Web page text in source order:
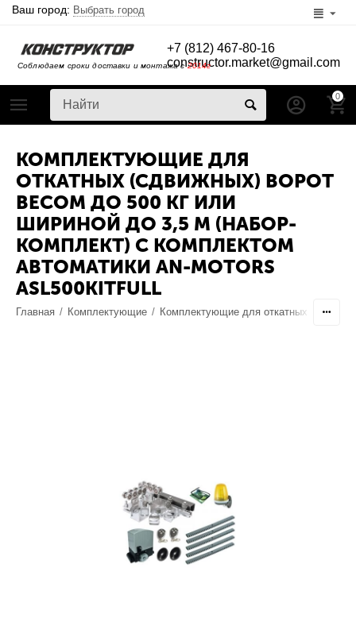
Ваш город: Выбрать город
Соблюдаем сроки доставки и монтажа с2014г
+7 (812) 467-80-16
constructor.market@gmail.com
0
КОМПЛЕКТУЮЩИЕ ДЛЯ
ОТКАТНЫХ (СДВИЖНЫХ) ВОРОТ
ВЕСОМ ДО 500 КГ ИЛИ
ШИРИНОЙ ДО 3,5 М (НАБОР-
КОМПЛЕКТ) С КОМПЛЕКТОМ
АВТОМАТИКИ AN-MOTORS
ASL500KITFULL
Главная / Комплектующие / Комплектующие для откатных ворот